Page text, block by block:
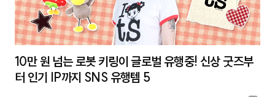
10만 원 넘는 로봇 키링이 글로벌 유행중! 신상 굿즈부
터 인기 IP까지 SNS 유행템 5